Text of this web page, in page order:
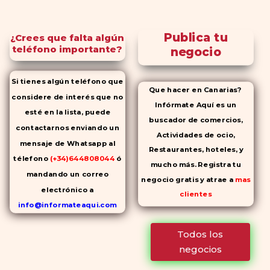
¿Crees que falta algún
teléfono importante?
Si tienes algún teléfono que
considere de interés que no
esté en la lista, puede
contactarnos enviando un
mensaje de Whatsapp al
télefono (+34)644808044 ó
mandando un correo
electrónico a
info@informateaqui.com
Mientras que antes la
Publica tu
negocio
Que hacer en Canarias?
Infórmate Aquí es un
buscador de comercios,
Actividades de ocio,
Restaurantes, hoteles, y
mucho más. Registra tu
negocio gratis y atrae a mas
clientes
Todos los
negocios